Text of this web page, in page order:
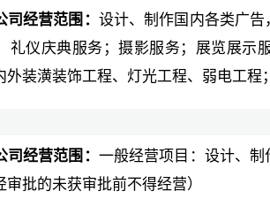
司经营范围： 设计、制作国内各类广
礼仪庆典服务；摄影服务；展览展示
外装潢装饰工程、灯光工程、弱电工程
司经营范围： 一般经营项目：设计、
批的未获审批前不得经营）